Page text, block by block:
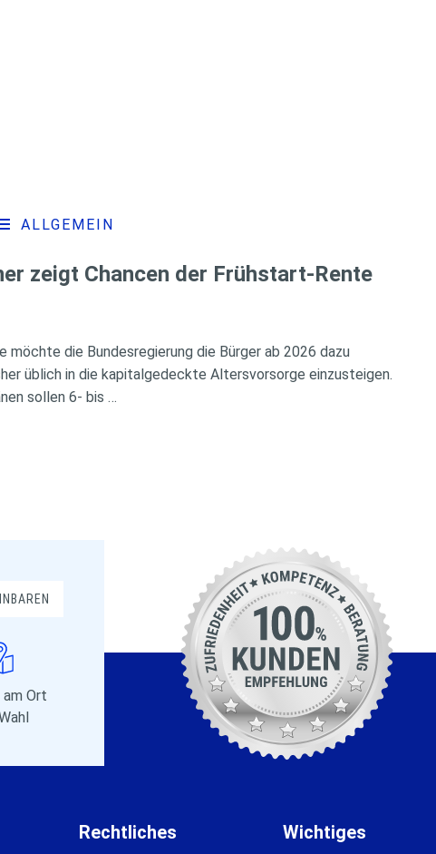
ALLGEMEIN
zeigt Chancen der Frühstart-Rente
möchte die Bundesregierung die Bürger ab 2026 dazu
üblich in die kapitalgedeckte Altersvorsorge einzusteigen.
sollen 6- bis …
am Ort
Rechtliches Wichtiges